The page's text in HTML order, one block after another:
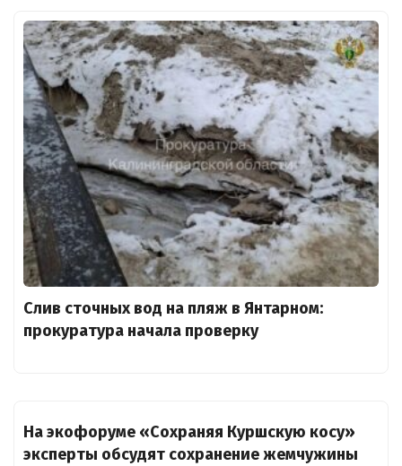
Слив сточных вод на пляж в Янтарном:
прокуратура начала проверку
На экофоруме «Сохраняя Куршскую косу»
эксперты обсудят сохранение жемчужины